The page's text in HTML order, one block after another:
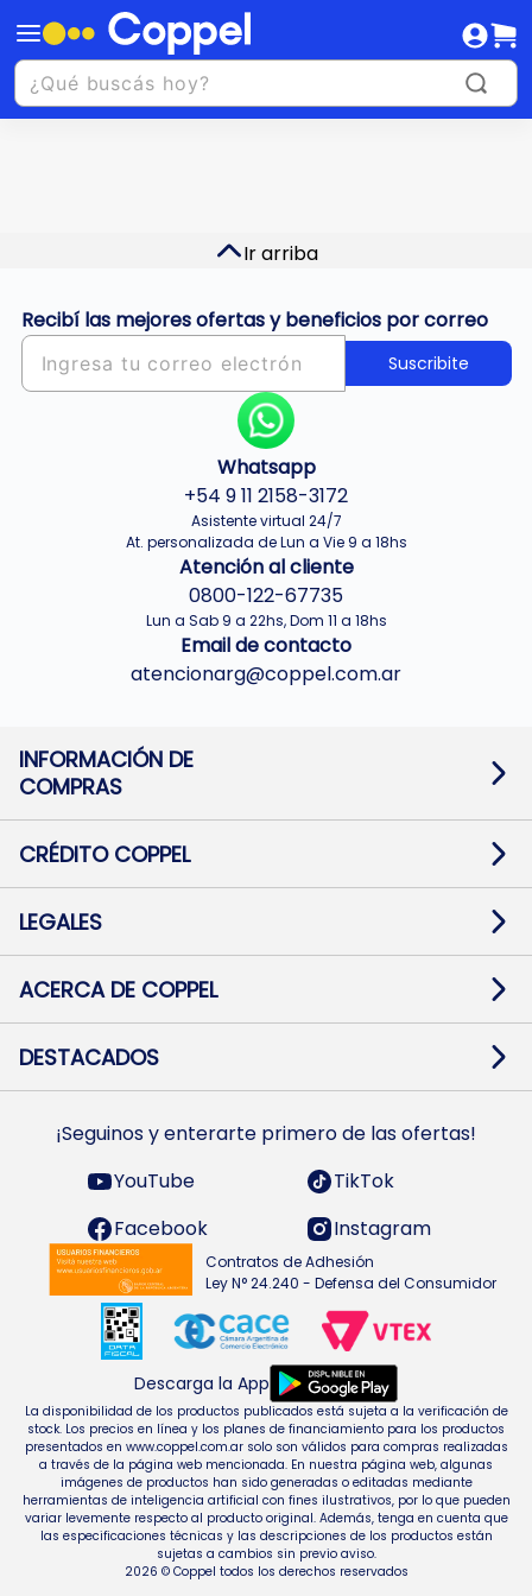
Ir arriba
Recibí las mejores ofertas y beneficios por correo
Suscribite
Whatsapp
+54 9 11 2158-3172
Asistente virtual 24/7
At. personalizada de Lun a Vie 9 a 18hs
Atención al cliente
0800-122-67735
Lun a Sab 9 a 22hs, Dom 11 a 18hs
Email de contacto
atencionarg@coppel.com.ar
INFORMACIÓN DE
COMPRAS
Términos y condiciones
Botón de arrepentimiento
Mapa de sitio
CRÉDITO COPPEL
Solicitar Crédito
Medios de Pago
Pago Fácil Online
LEGALES
Baja contratos
Defensa al consumidor CABA
ACERCA DE COPPEL
Trabajá con Nosotros
Preguntas Frecuentes
DESTACADOS
Smarts TVs y accesorios
Electrodomésticos
Heladeras y freezers
¡Seguinos y enterarte primero de las ofertas!
YouTube
TikTok
Facebook
Instagram
Contratos de Adhesión
Ley N° 24.240 - Defensa del Consumidor
Descarga la App
La disponibilidad de los productos publicados está sujeta a la verificación de
stock. Los precios en línea y los planes de financiamiento para los productos
presentados en www.coppel.com.ar solo son válidos para compras realizadas
a través de la página web mencionada. En nuestra página web, algunas
imágenes de productos han sido generadas o editadas mediante
herramientas de inteligencia artificial con fines ilustrativos, por lo que pueden
variar levemente respecto al producto original. Además, tenga en cuenta que
las especificaciones técnicas y las descripciones de los productos están
sujetas a cambios sin previo aviso.
2026 © Coppel todos los derechos reservados